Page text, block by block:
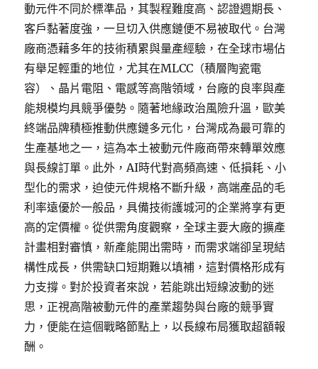
動元件不同於標準品，其製程難度高、認證週期長、
客戶黏著度強，一旦切入供應鏈便不易被取代。台灣
廠商憑藉多年的技術積累與量產經驗，在全球市場佔
有舉足輕重的地位，尤其在MLCC（積層陶瓷電
容）、晶片電阻、電感等高階領域，台廠的良率與產
能規模均具競爭優勢。隨著地緣政治風險升溫，歐美
終端品牌積極推動供應鏈多元化，台灣成為最可靠的
生產基地之一，這為本土被動元件廠商帶來轉單效應
與長線訂單。此外，AI時代對高頻高速、低損耗、小
型化的需求，迫使元件規格不斷升級，高端產品的毛
利率遠優於一般品，具備技術護城河的企業將享有更
高的定價權。從供需角度觀察，全球主要大廠的擴產
計畫相對審慎，新產能開出需時，而需求端卻呈現結
構性成長，供需缺口短期難以填補，這對價格形成有
力支撐。對於投資者來說，若能跳出短線波動的迷
思，正視高階被動元件的產業趨勢與台廠的競爭實
力，便能在這個戰略節點上，以長線布局獲取超額報
酬。